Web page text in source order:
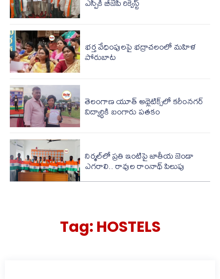
భర్త వేధింపులపై భద్రాచలంలో మహిళ
పోరుబాట
తెలంగాణ యూత్ అథ్లెటిక్స్‌లో కరీంనగర్
విద్యార్థికి బంగారు పతకం
నిర్మల్‌లో ప్రతి ఇంటిపై జాతీయ జెండా
ఎగరాలి.. రావుల రాంనాథ్ పిలుపు
Tag: HOSTELS